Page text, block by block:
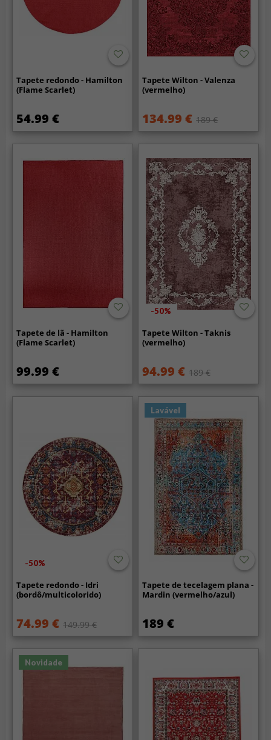
Tapete redondo - Hamilton
(Flame Scarlet)
54.99 €
Tapete Wilton - Valenza
(vermelho)
134.99 € 189 €
Tapete de lã - Hamilton
(Flame Scarlet)
99.99 €
-50%
Tapete Wilton - Taknis
(vermelho)
94.99 € 189 €
-50%
Tapete redondo - Idri
(bordô/multicolorido)
74.99 € 149.99 €
Lavável
Tapete de tecelagem plana -
Mardin (vermelho/azul)
189 €
Novidade